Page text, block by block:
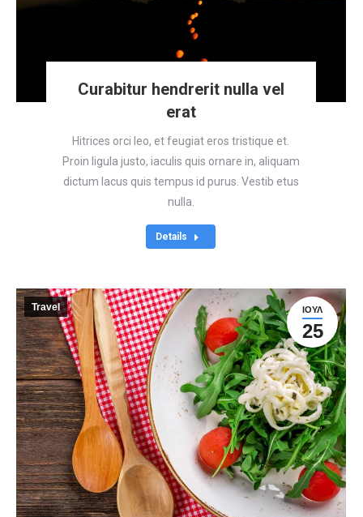
Curabitur hendrerit nulla vel
erat
Hitrices orci leo, et feugiat eros tristique et.
Proin ligula justo, iaculis quis ornare in, aliquam
dictum lacus quis tempus id purus. Vestib etus
nulla.
Details
ΙΟΎΛ
25
Travel